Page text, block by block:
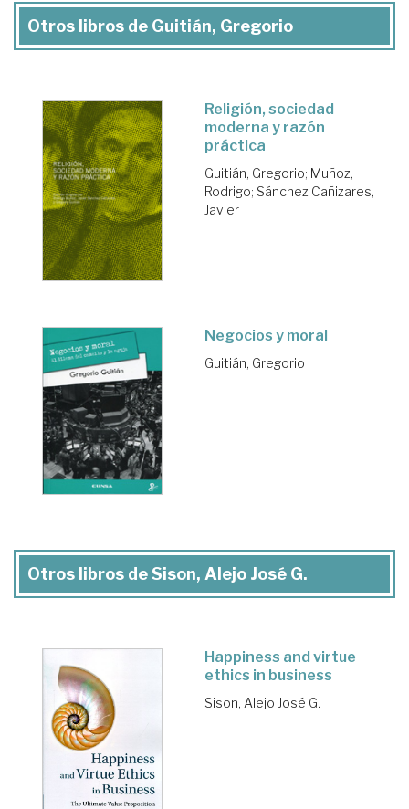
Otros libros de Guitián, Gregorio
Religión, sociedad
moderna y razón
práctica
Guitián, Gregorio; Muñoz,
Rodrigo; Sánchez Cañizares,
Javier
Negocios y moral
Guitián, Gregorio
Otros libros de Sison, Alejo José G.
Happiness and virtue
ethics in business
Sison, Alejo José G.